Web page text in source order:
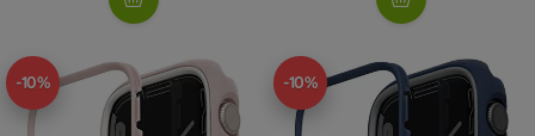
-10% -10%